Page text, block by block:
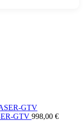
GTV 998,00 €